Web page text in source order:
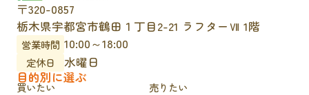
〒320-0857
栃木県宇都宮市鶴田１丁目2-21 ラフターⅦ 1階
営業時間 10:00～18:00
定休日
水曜日
目的別に選ぶ
買いたい 売りたい